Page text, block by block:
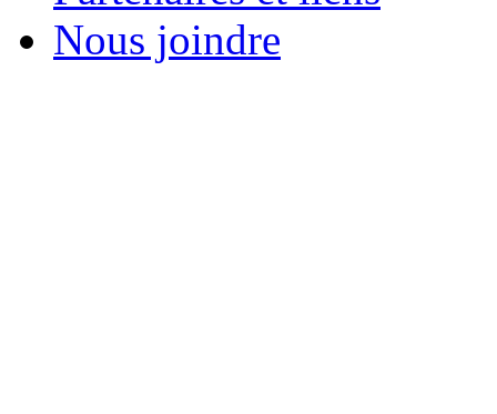
Nous joindre